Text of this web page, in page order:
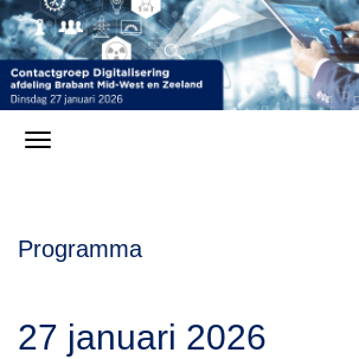
Programma
27 januari 2026